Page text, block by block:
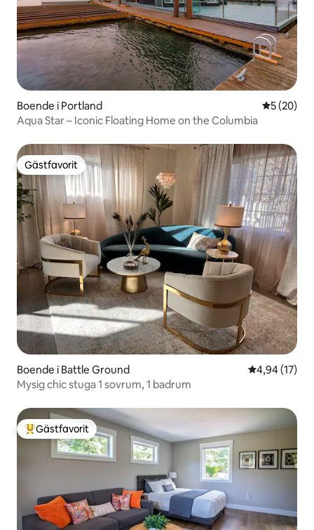
Boende i Portland 5 av 5 i
5 (20)
Aqua Star – Iconic Floating Home on the Columbia
Gästfavorit
Gästfavorit
Boende i Battle Ground 4,94 av 5 i
4,94 (17)
Mysig chic stuga 1 sovrum, 1 badrum
Populär gästfavorit
Gästfavorit